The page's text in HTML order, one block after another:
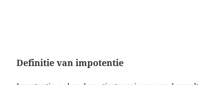
Definitie van impotentie